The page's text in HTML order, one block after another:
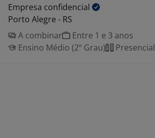
Empresa confidencial
Porto Alegre - RS
A combinar
Entre 1 e 3 anos
Ensino Médio (2º Grau)
Presencial